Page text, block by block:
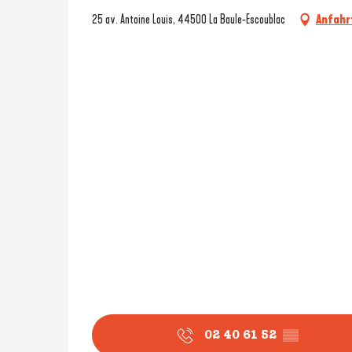
25 av. Antoine Louis, 44500 La Baule-Escoublac
02 40 61 52 ▒▒